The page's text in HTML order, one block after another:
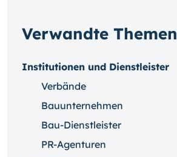
Verwandte Themen
Institutionen und Dienstleister
Verbände
Bauunternehmen
Bau-Dienstleister
PR-Agenturen